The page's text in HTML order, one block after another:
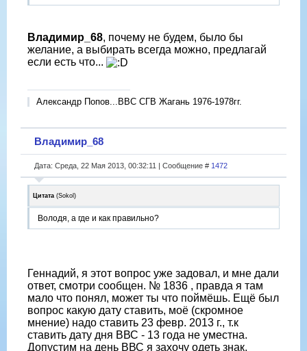
Владимир_68, почему не будем, было бы
желание, а выбирать всегда можно, предлагай
если есть что...
Александр Попов...ВВС СГВ Жагань 1976-1978гг.
Владимир_68
Дата: Среда, 22 Мая 2013, 00:32:11 | Сообщение # 1472
Цитата (Sokol )
Володя, а где и как правильно?
Геннадий, я этот вопрос уже задовал, и мне дали
ответ, смотри сообщен. № 1836 , правда я там
мало что понял, может ты что поймёшь. Ещё был
вопрос какую дату ставить, моё (скромное
мнение) надо ставить 23 февр. 2013 г., т.к
ставить дату дня ВВС - 13 года не уместна.
Допустим на день ВВС я захочу одеть знак,